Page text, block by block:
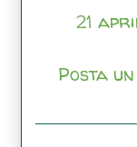
21
Posta